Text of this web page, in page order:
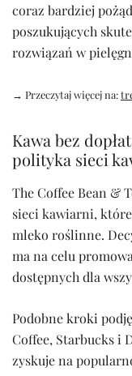
coraz bardziej
poszukujących
rozwiązań w
→ Przeczytaj więcej na:
Kawa bez
polityka sieci
The Coffee Bean &
sieci kawiarni,
mleko roślinne.
ma na celu
dostępnych dla
Podobne kroki
Coffee, Starbucks i
zyskuje na